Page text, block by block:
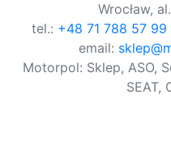
Wrocław,
tel.: +48 71 788 57 99
email:
Motorpol: Sklep, ASO,
SEAT,